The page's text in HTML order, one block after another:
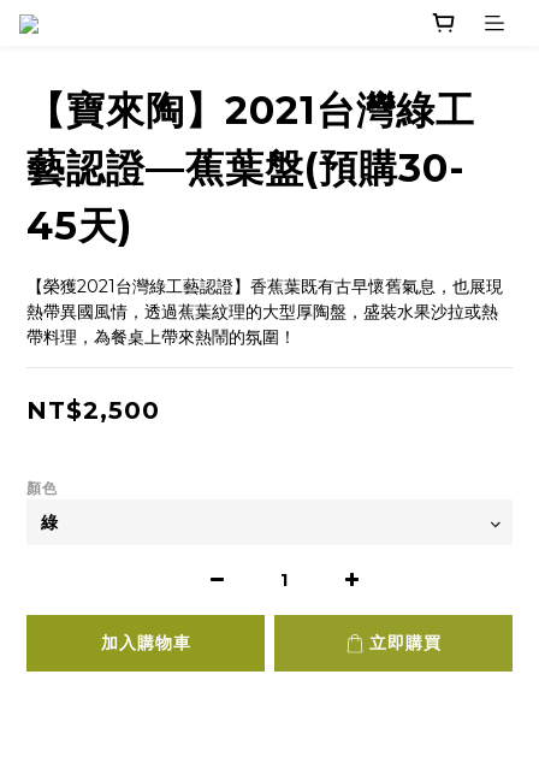
【寶來陶】2021台灣綠工
藝認證—蕉葉盤(預購30-
45天)
【榮獲2021台灣綠工藝認證】香蕉葉既有古早懷舊氣息，也展現
熱帶異國風情，透過蕉葉紋理的大型厚陶盤，盛裝水果沙拉或熱
帶料理，為餐桌上帶來熱鬧的氛圍！
NT$2,500
顏色
加入購物車 立即購買